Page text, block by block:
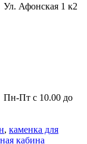
Ул. Афонская 1 к2
Пн-Пт с 10.00 до
, каменка для
кабина